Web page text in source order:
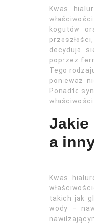
Kwas
kogutów
decyduje
poprzez
Tego
ponieważ
Ponadto
Jakie
a
Kwas
takich jak
wody –